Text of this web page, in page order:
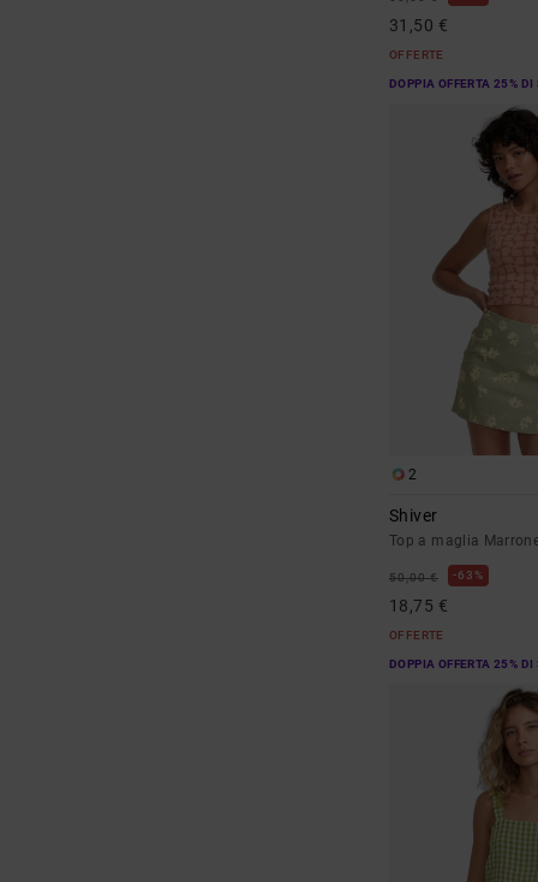
31,50 €
OFFERTE
DOPPIA OFFERTA 25% DI
2
Shiver
Top a maglia
50,00 € 63%
18,75 €
OFFERTE
DOPPIA OFFERTA 25% DI